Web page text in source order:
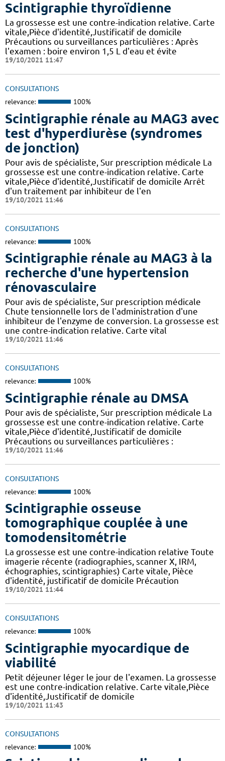
Scintigraphie thyroïdienne
La grossesse est une contre-indication relative. Carte
vitale,Pièce d'identité,Justificatif de domicile
Précautions ou surveillances particulières : Après
l'examen : boire environ 1,5 L d'eau et évite
19/10/2021 11:47
CONSULTATIONS
relevance: 100%
Scintigraphie rénale au MAG3 avec
test d'hyperdiurèse (syndromes
de jonction)
Pour avis de spécialiste, Sur prescription médicale La
grossesse est une contre-indication relative. Carte
vitale,Pièce d'identité,Justificatif de domicile Arrêt
d'un traitement par inhibiteur de l'en
19/10/2021 11:46
CONSULTATIONS
relevance: 100%
Scintigraphie rénale au MAG3 à la
recherche d'une hypertension
rénovasculaire
Pour avis de spécialiste, Sur prescription médicale
Chute tensionnelle lors de l'administration d'une
inhibiteur de l'enzyme de conversion. La grossesse est
une contre-indication relative. Carte vital
19/10/2021 11:46
CONSULTATIONS
relevance: 100%
Scintigraphie rénale au DMSA
Pour avis de spécialiste, Sur prescription médicale La
grossesse est une contre-indication relative. Carte
vitale,Pièce d'identité,Justificatif de domicile
Précautions ou surveillances particulières :
19/10/2021 11:46
CONSULTATIONS
relevance: 100%
Scintigraphie osseuse
tomographique couplée à une
tomodensitométrie
La grossesse est une contre-indication relative Toute
imagerie récente (radiographies, scanner X, IRM,
échographies, scintigraphies) Carte vitale, Pièce
d'identité, justificatif de domicile Précaution
19/10/2021 11:44
CONSULTATIONS
relevance: 100%
Scintigraphie myocardique de
viabilité
Petit déjeuner léger le jour de l'examen. La grossesse
est une contre-indication relative. Carte vitale,Pièce
d'identité,Justificatif de domicile
19/10/2021 11:43
CONSULTATIONS
relevance: 100%